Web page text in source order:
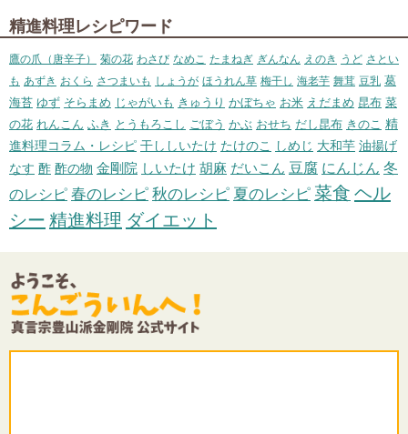
精進料理レシピワード
鷹の爪（唐辛子） 菊の花 わさび なめこ たまねぎ ぎんなん えのき うど さとい
も あずき おくら さつまいも しょうが ほうれん草 梅干し 海老芋 舞茸 豆乳 葛
海苔 ゆず そらまめ じゃがいも きゅうり かぼちゃ お米 えだまめ 昆布 菜
の花 れんこん ふき とうもろこし ごぼう かぶ おせち だし昆布 きのこ 精
進料理コラム・レシピ 干ししいたけ たけのこ しめじ 大和芋 油揚げ
なす 酢 酢の物 金剛院 しいたけ 胡麻 だいこん 豆腐 にんじん 冬
のレシピ 春のレシピ 秋のレシピ 夏のレシピ 菜食 ヘル
シー 精進料理 ダイエット